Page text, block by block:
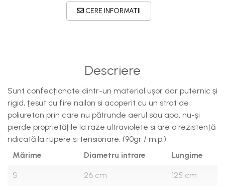
CERE INFORMATII
Descriere
Sunt confecționate dintr-un material ușor dar puternic și
rigid, țesut cu fire nailon si acoperit cu un strat de
poliuretan prin care nu pătrunde aerul sau apa, nu-și
pierde proprietățile la raze ultraviolete si are o rezistență
ridicată la rupere si tensionare. (90gr / m.p.)
Mărime
Diametru intrare Lungime
S 26 cm 125 cm